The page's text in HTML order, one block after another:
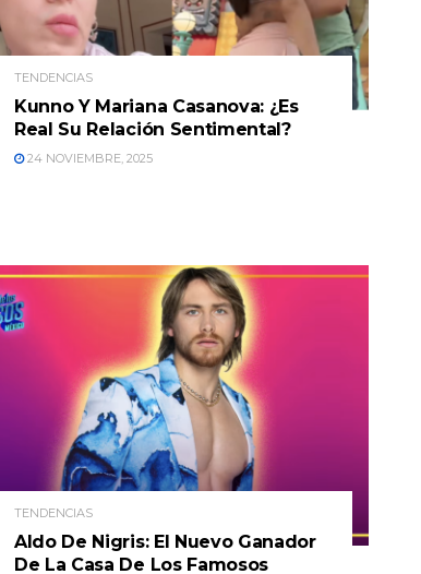
TENDENCIAS
Kunno Y Mariana Casanova: ¿Es
Real Su Relación Sentimental?
24 NOVIEMBRE, 2025
TENDENCIAS
Aldo De Nigris: El Nuevo Ganador
De La Casa De Los Famosos